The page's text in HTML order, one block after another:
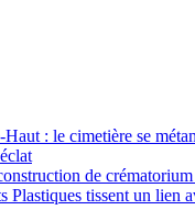
Haut : le cimetière se
de
Plastiques tissent un lien